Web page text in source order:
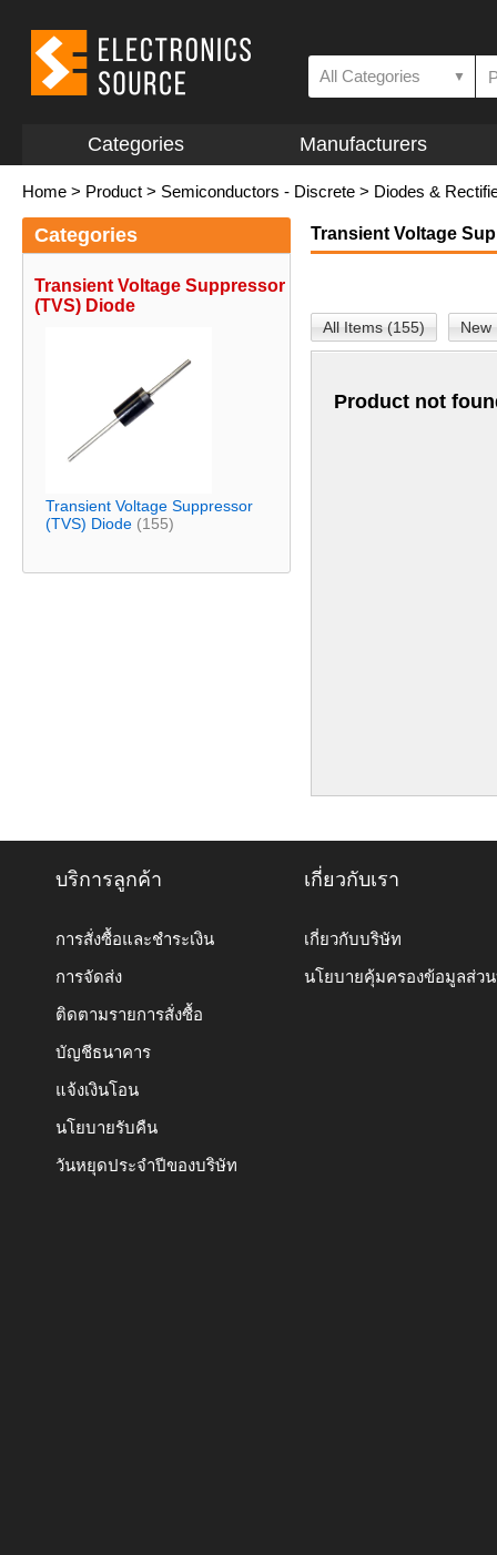
All Categories ▼
Categories Manufacturers
Home > Product > Semiconductors - Discrete > Diodes &
Categories
Transient Voltage Suppressor
(TVS) Diode
Transient Voltage Suppressor
(TVS) Diode (155)
Transient Voltage
All Items (155) New
Product not
บริการลูกค้า
การสั่งซื้อและชำระเงิน
การจัดส่ง
ติดตามรายการสั่งซื้อ
บัญชีธนาคาร
แจ้งเงินโอน
นโยบายรับคืน
วันหยุดประจำปีของบริษัท
เกี่ยวกับเรา
เกี่ยวกับบริษัท
นโยบายคุ้มครองข้อมูลส่ว